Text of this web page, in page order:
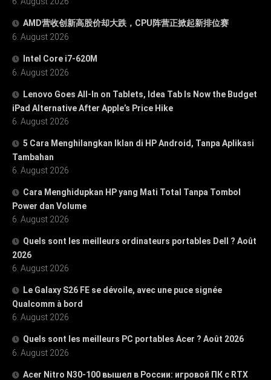
AMD营收创新高股价却大跌，CPU阵营正掀起新排位赛
6. August 2026
Intel Core i7-620M
6. August 2026
Lenovo Goes All-In on Tablets, Idea Tab Is Now the Budget
iPad Alternative After Apple’s Price Hike
6. August 2026
5 Cara Menghilangkan Iklan di HP Android, Tanpa Aplikasi
Tambahan
6. August 2026
Cara Menghidupkan HP yang Mati Total Tanpa Tombol
Power dan Volume
6. August 2026
Quels sont les meilleurs ordinateurs portables Dell ? Août
2026
6. August 2026
Le Galaxy S26 FE se dévoile, avec une puce signée
Qualcomm à bord
6. August 2026
Quels sont les meilleurs PC portables Acer ? Août 2026
6. August 2026
Acer Nitro N30-100 вышел в России: игровой ПК с RTX